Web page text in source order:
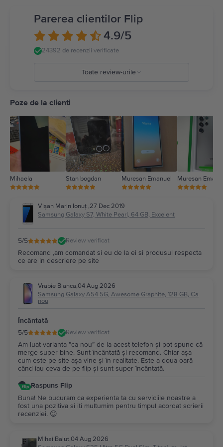
Parerea clientilor Flip
4.9/5
24392 de recenzii verificate
Toate review-urile
2
1
Poze de la clienti
Mihaela Stan bogdan Muresan Emanuel Muresan
Vișan Marin Ionuț ,27 Dec 2019
Samsung Galaxy S7, White Pearl, 64 GB, Excelent
5/5 Review verificat
Recomand ,am comandat si eu de la ei si produsul respecta
ce are in descriere pe site
Vrabie Bianca,04 Aug 2026
Samsung Galaxy A54 5G, Awesome Graphite, 128 GB, Ca
nou
Încântată
5/5 Review verificat
Am luat varianta ”ca nou” de la acest telefon și pot spune că
merge super bine. Sunt încântată și recomand. Chiar așa
cum este pe site așa vine și în realitate. Este a doua oară
când iau ceva de pe flip și sunt super încântată.
Raspuns Flip
Buna! Ne bucuram ca experienta ta cu serviciile noastre a
fost una pozitiva si iti multumim pentru timpul acordat scrierii
recenziei. 😊
Mihai Balut,04 Aug 2026